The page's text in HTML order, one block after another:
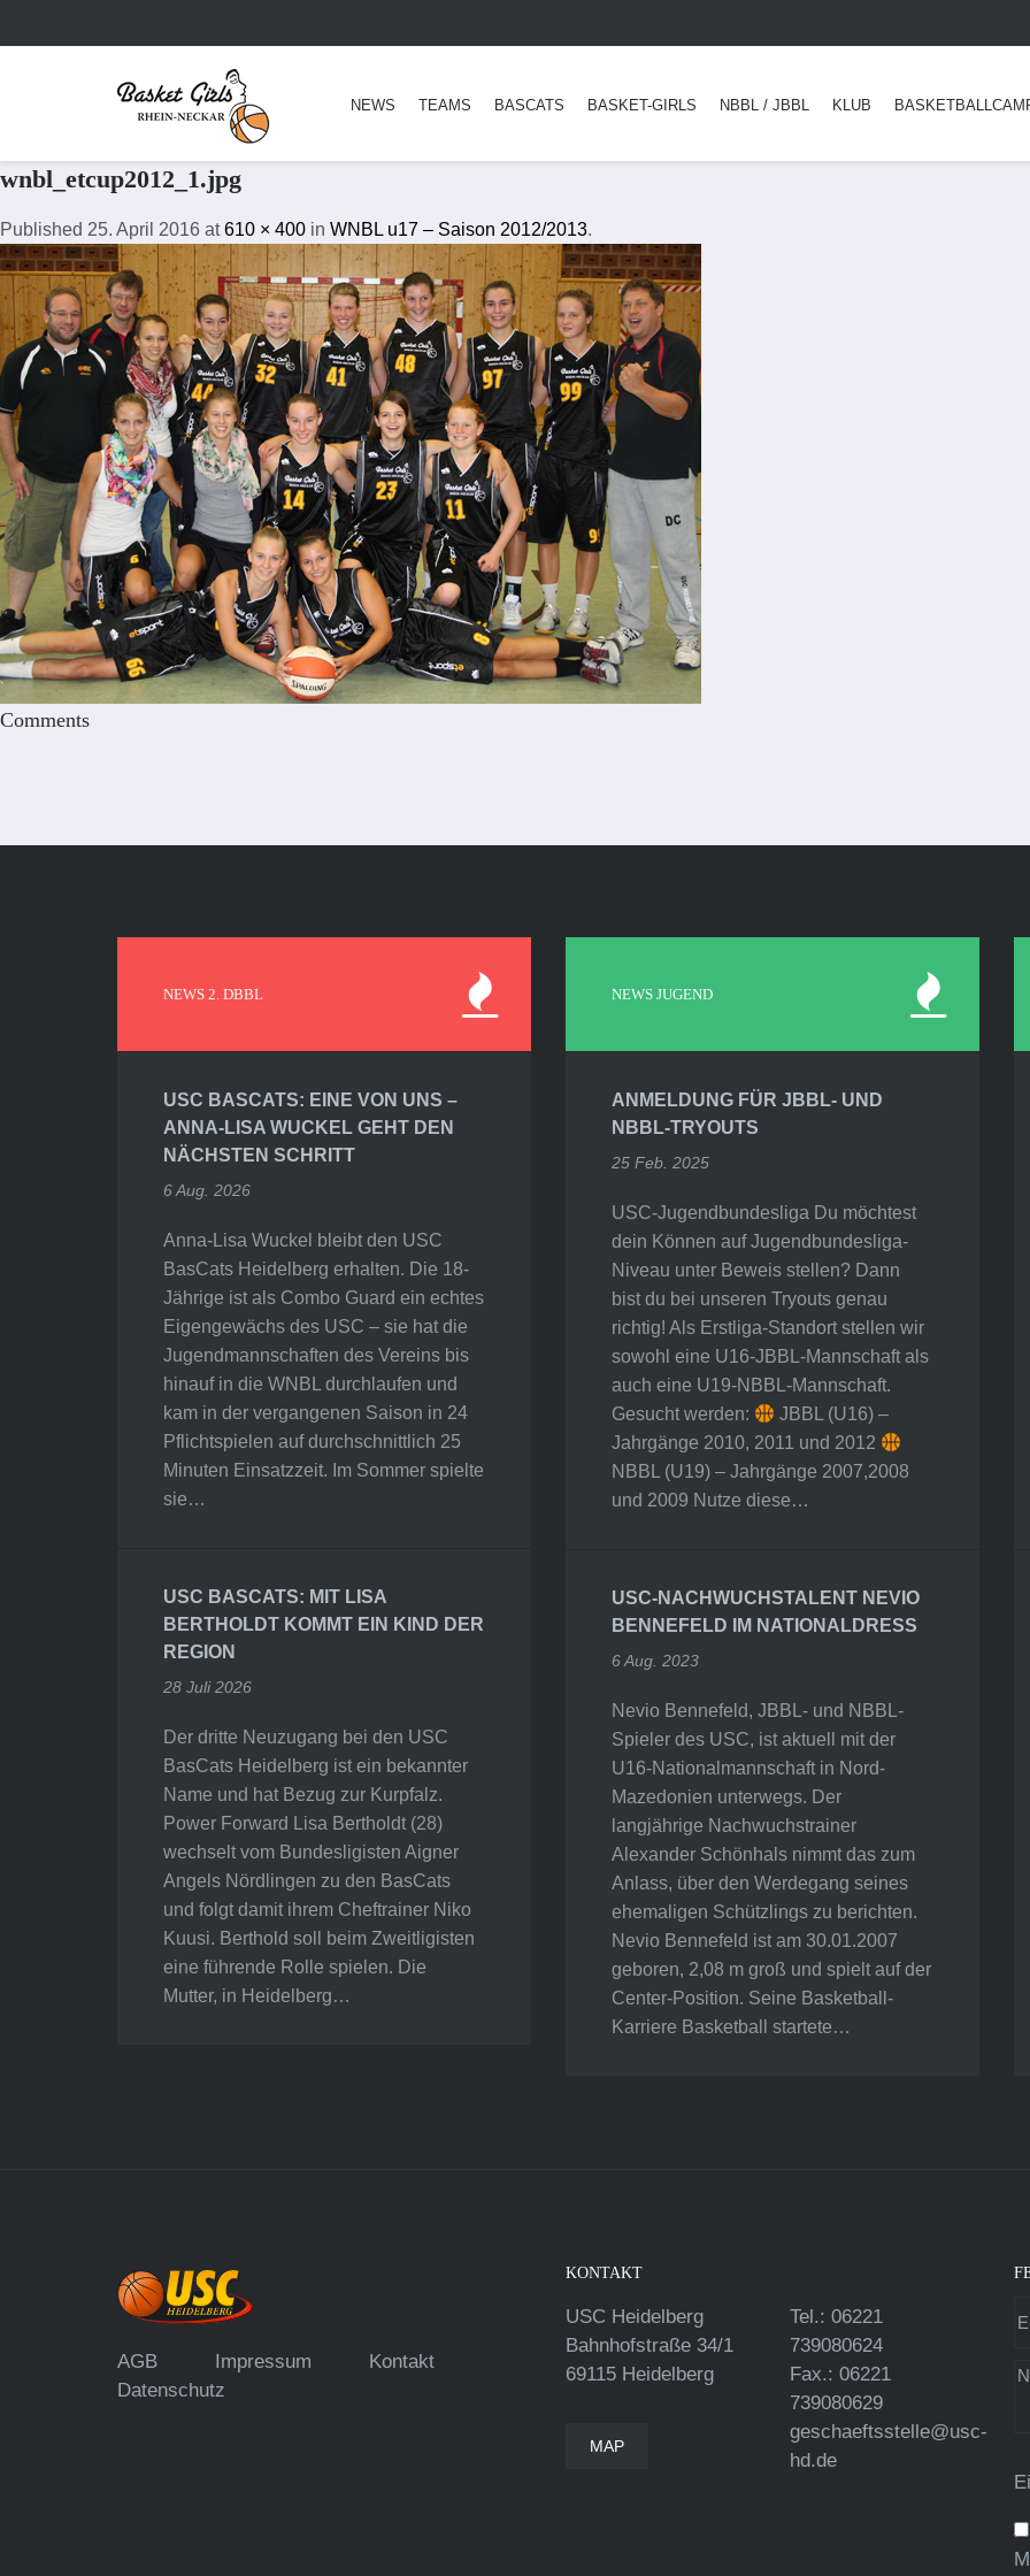
NEWS TEAMS BASCATS BASKET-GIRLS NBBL / JBBL KLUB
wnbl_etcup2012_1.jpg
Published 25. April 2016 at610 × 400 in WNBL u17 – Saison 2012/2013.
Comments
NEWS 2. DBBL
USC BASCATS: EINE VON UNS –
ANNA-LISA WUCKEL GEHT DEN
NÄCHSTEN SCHRITT
6 Aug. 2026
Anna-Lisa Wuckel bleibt den USC
BasCats Heidelberg erhalten. Die 18-
Jährige ist als Combo Guard ein echtes
Eigengewächs des USC – sie hat die
Jugendmannschaften des Vereins bis
hinauf in die WNBL durchlaufen und
kam in der vergangenen Saison in 24
Pflichtspielen auf durchschnittlich 25
Minuten Einsatzzeit. Im Sommer spielte
sie…
USC BASCATS: MIT LISA
BERTHOLDT KOMMT EIN KIND DER
REGION
28 Juli 2026
Der dritte Neuzugang bei den USC
BasCats Heidelberg ist ein bekannter
Name und hat Bezug zur Kurpfalz.
Power Forward Lisa Bertholdt (28)
wechselt vom Bundesligisten Aigner
Angels Nördlingen zu den BasCats
und folgt damit ihrem Cheftrainer Niko
Kuusi. Berthold soll beim Zweitligisten
eine führende Rolle spielen. Die
Mutter, in Heidelberg…
NEWS JUGEND
ANMELDUNG FÜR JBBL- UND
NBBL-TRYOUTS
25 Feb. 2025
USC-Jugendbundesliga Du möchtest
dein Können auf Jugendbundesliga-
Niveau unter Beweis stellen? Dann
bist du bei unseren Tryouts genau
richtig! Als Erstliga-Standort stellen wir
sowohl eine U16-JBBL-Mannschaft als
auch eine U19-NBBL-Mannschaft.
Gesucht werden:
JBBL (U16) –
Jahrgänge 2010, 2011 und 2012
NBBL (U19) – Jahrgänge 2007,2008
und 2009 Nutze diese…
USC-NACHWUCHSTALENT NEVIO
BENNEFELD IM NATIONALDRESS
6 Aug. 2023
Nevio Bennefeld, JBBL- und NBBL-
Spieler des USC, ist aktuell mit der
U16-Nationalmannschaft in Nord-
Mazedonien unterwegs. Der
langjährige Nachwuchstrainer
Alexander Schönhals nimmt das zum
Anlass, über den Werdegang seines
ehemaligen Schützlings zu berichten.
Nevio Bennefeld ist am 30.01.2007
geboren, 2,08 m groß und spielt auf der
Center-Position. Seine Basketball-
Karriere Basketball startete…
AGB Impressum
Kontakt
Datenschutz
KONTAKT
USC Heidelberg
Bahnhofstraße 34/1
69115 Heidelberg
MAP
Tel.: 06221
739080624
Fax.: 06221
739080629
geschaeftsstelle@usc-
hd.de